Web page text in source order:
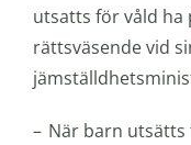
utsatts för våld ha
rättsväsende vid
– När barn